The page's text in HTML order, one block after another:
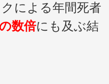
による年間死者
数倍にも及ぶ結